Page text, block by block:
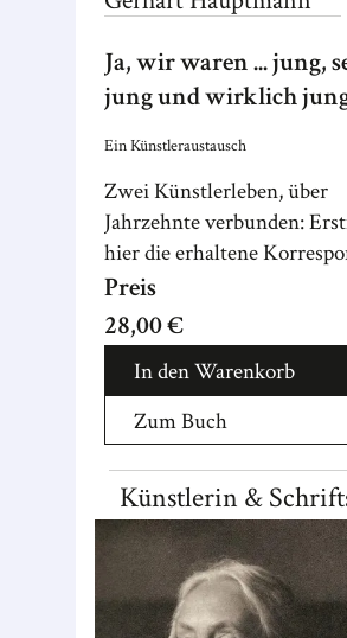
Ja, wir waren ... jung,
jung und wirklich
Ein Künstleraustausch
Zwei Künstlerleben, über
Jahrzehnte verbunden:
hier die erhaltene
von Käthe Kollwitz und
Hauptmann vollständig
zusammengestellt und mit
umfangreichem Material
Preis
28,00 €
In den Warenkorb
Zum Buch
Künstlerin &